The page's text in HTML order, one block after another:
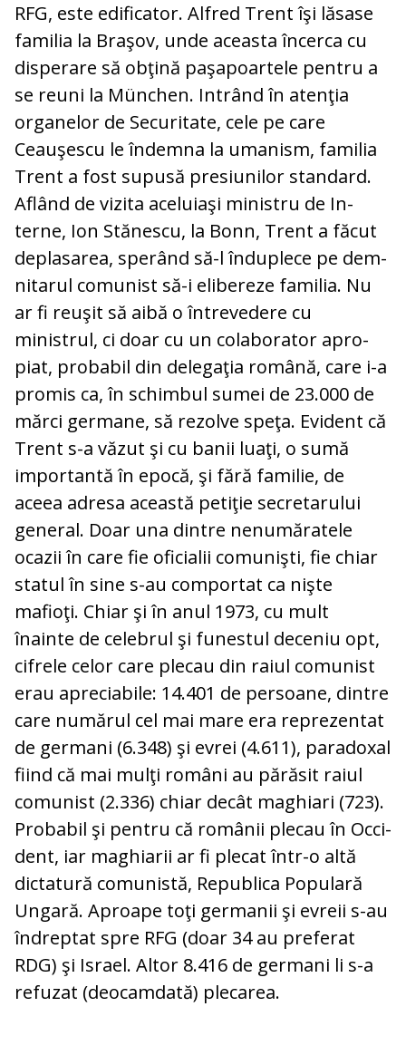
RFG, este edificator. Alfred Trent îşi lă­sase
familia la Braşov, unde aceasta încer­ca cu
disperare să obţină paşapoartele pen­tru a
se reuni la München. Intrând în aten­ţia
organelor de Securitate, cele pe care
Ceauşescu le îndemna la umanism, familia
Trent a fost supusă presiunilor standard.
Aflând de vizita aceluiaşi ministru de In­
terne, Ion Stănescu, la Bonn, Trent a făcut
deplasarea, sperând să-l înduplece pe dem­
nitarul comunist să-i elibereze fa­mi­lia. Nu
ar fi reuşit să aibă o întrevedere cu
ministrul, ci doar cu un colaborator apro­
piat, probabil din delegaţia română, care i-a
promis ca, în schimbul sumei de 23.000 de
mărci germane, să rezolve spe­ţa. Evident că
Trent s-a văzut şi cu banii luaţi, o sumă
importantă în epocă, şi fără fa­milie, de
aceea adresa această petiţie se­cretarului
general. Doar una dintre ne­nu­măratele
ocazii în care fie oficialii co­mu­nişti, fie chiar
statul în sine s-au com­portat ca nişte
mafioţi. Chiar şi în anul 1973, cu mult
înainte de celebrul şi funes­tul deceniu opt,
cifrele celor care plecau din raiul comunist
erau apreciabile: 14.401 de persoane, dintre
care numărul cel mai mare era reprezentat
de germani (6.348) şi evrei (4.611), paradoxal
fiind că mai mulţi români au părăsit raiul
comunist (2.336) chiar decât maghiari (723).
Pro­babil şi pentru că românii plecau în Occi­
dent, iar maghiarii ar fi plecat într-o altă
dictatură comunistă, Republica Populară
Ungară. Aproape toţi germanii şi evreii s-au
îndreptat spre RFG (doar 34 au preferat
RDG) şi Israel. Altor 8.416 de germani li s-a
refuzat (deocamdată) plecarea.